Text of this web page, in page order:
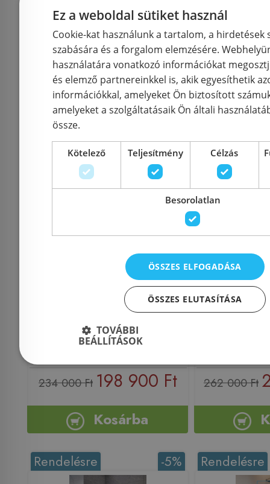
230 200 Ft 207 180 Ft
Kosárba
212 000 Ft
-15%
Rendelésre
zuhanykabin ajtó,
szálcsiszolt arany
387063-99-01L
Azonosító: 224958
234 000 Ft 198 900 Ft
Kosárba
Rendelésre
GunMetal
cm jobbos
262 000 Ft
-5%
Rendelésre Rendelésre
Ez a weboldal sütiket használ
Cookie-kat használunk a tartalom, a hirdetések
szabására és a forgalom elemzésére.
használatára vonatkozó információkat
és elemző partnereinkkel is, akik egyesíthetik
információkkal, amelyeket Ön biztosított
amelyeket a szolgáltatásaik Ön általi
össze.
Kötelező Teljesítmény Célzás
Besorolatlan
ÖSSZES ELFOGADÁSA
ÖSSZES ELUTASÍTÁSA
TOVÁBBI
BEÁLLÍTÁSOK